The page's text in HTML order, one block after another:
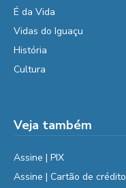
É da Vida
Vidas do Iguaçu
História
Cultura
Veja também
Assine | PIX
Assine | Cartão de crédito